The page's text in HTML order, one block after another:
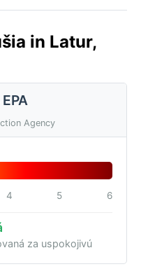
in Latur,
Agency
4 5 6
za uspokojivú